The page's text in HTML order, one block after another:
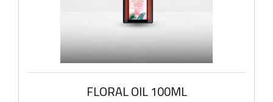
FLORAL OIL 100ML